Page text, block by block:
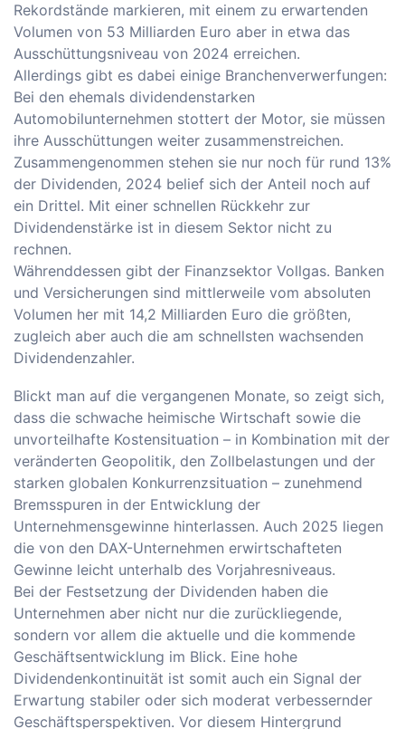
Rekordstände markieren, mit einem zu erwartenden
Volumen von 53 Milliarden Euro aber in etwa das
Ausschüttungsniveau von 2024 erreichen.
Allerdings gibt es dabei einige Branchenverwerfungen:
Bei den ehemals dividendenstarken
Automobilunternehmen stottert der Motor, sie müssen
ihre Ausschüttungen weiter zusammenstreichen.
Zusammengenommen stehen sie nur noch für rund 13%
der Dividenden, 2024 belief sich der Anteil noch auf
ein Drittel. Mit einer schnellen Rückkehr zur
Dividendenstärke ist in diesem Sektor nicht zu
rechnen.
Währenddessen gibt der Finanzsektor Vollgas. Banken
und Versicherungen sind mittlerweile vom absoluten
Volumen her mit 14,2 Milliarden Euro die größten,
zugleich aber auch die am schnellsten wachsenden
Dividendenzahler.
Blickt man auf die vergangenen Monate, so zeigt sich,
dass die schwache heimische Wirtschaft sowie die
unvorteilhafte Kostensituation – in Kombination mit der
veränderten Geopolitik, den Zollbelastungen und der
starken globalen Konkurrenzsituation – zunehmend
Bremsspuren in der Entwicklung der
Unternehmensgewinne hinterlassen. Auch 2025 liegen
die von den DAX-Unternehmen erwirtschafteten
Gewinne leicht unterhalb des Vorjahresniveaus.
Bei der Festsetzung der Dividenden haben die
Unternehmen aber nicht nur die zurückliegende,
sondern vor allem die aktuelle und die kommende
Geschäftsentwicklung im Blick. Eine hohe
Dividendenkontinuität ist somit auch ein Signal der
Erwartung stabiler oder sich moderat verbessernder
Geschäftsperspektiven. Vor diesem Hintergrund